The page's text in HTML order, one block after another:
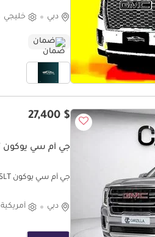
دبي خليجي
ضمان
$ 27,400
جي أم سي يوكون SLT
جي أم سي يوكون SLT
دبي أمريكية